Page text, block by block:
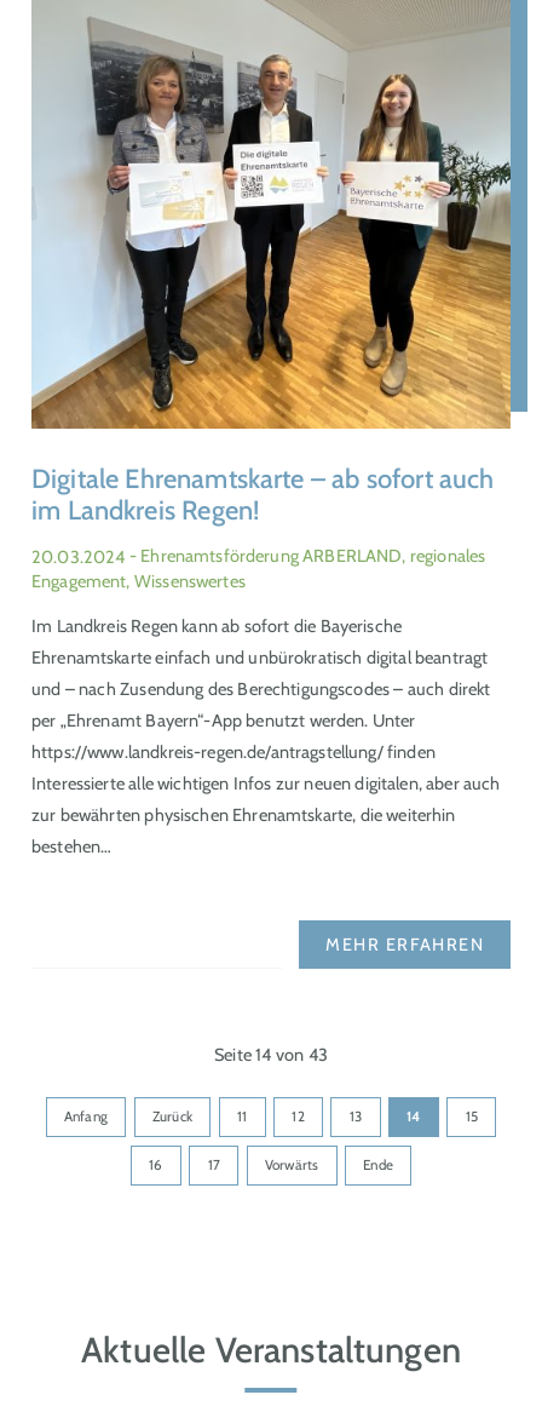
Digitale Ehrenamtskarte – ab sofort auch
im Landkreis Regen!
20.03.2024 - Ehrenamtsförderung ARBERLAND, regionales
Engagement, Wissenswertes
Im Landkreis Regen kann ab sofort die Bayerische
Ehrenamtskarte einfach und unbürokratisch digital beantragt
und – nach Zusendung des Berechtigungscodes – auch direkt
per „Ehrenamt Bayern“-App benutzt werden. Unter
https://www.landkreis-regen.de/antragstellung/ finden
Interessierte alle wichtigen Infos zur neuen digitalen, aber auch
zur bewährten physischen Ehrenamtskarte, die weiterhin
bestehen…
MEHR ERFAHREN
Seite 14 von 43
Anfang Zurück 11 12 13 14 15
16 17 Vorwärts Ende
Aktuelle Veranstaltungen